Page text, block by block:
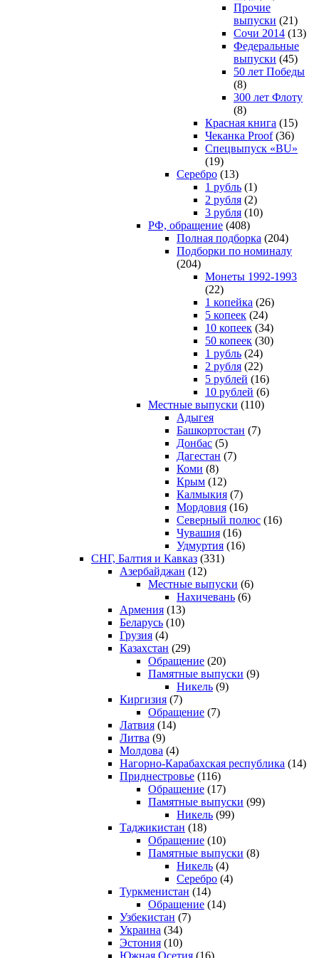
Прочие
выпуски (21)
Сочи 2014 (13)
Федеральные
выпуски (45)
50 лет Победы
(8)
300 лет Флоту
(8)
Красная книга (15)
Чеканка Proof(36)
Спецвыпуск «BU»
(19)
Серебро (13)
1 рубль (1)
2 рубля (2)
3 рубля (10)
РФ, обращение (408)
Полная подборка (204)
Подборки по номиналу
(204)
Монеты 1992-1993
(22)
1 копейка (26)
5 копеек (24)
10 копеек (34)
50 копеек (30)
1 рубль (24)
2 рубля (22)
5 рублей (16)
10 рублей (6)
Местные выпуски (110)
Адыгея
Башкортостан (7)
Донбас (5)
Дагестан (7)
Коми (8)
Крым (12)
Калмыкия (7)
Мордовия (16)
Северный полюс (16)
Чувашия (16)
Удмуртия (16)
СНГ, Балтия и Кавказ (331)
Азербайджан (12)
Местные выпуски (6)
Нахичевань (6)
Армения (13)
Беларусь (10)
Грузия (4)
Казахстан (29)
Обращение (20)
Памятные выпуски (9)
Никель (9)
Киргизия (7)
Обращение (7)
Латвия (14)
Литва (9)
Молдова (4)
Нагорно-Карабахская республика (14)
Приднестровье (116)
Обращение (17)
Памятные выпуски (99)
Никель (99)
Таджикистан (18)
Обращение (10)
Памятные выпуски (8)
Никель (4)
Серебро (4)
Туркменистан (14)
Обращение (14)
Узбекистан (7)
Украина (34)
Эстония (10)
Южная Осетия (16)